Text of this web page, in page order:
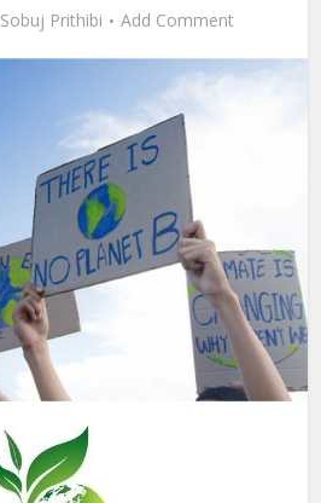
Sobuj Prithibi Add Comment